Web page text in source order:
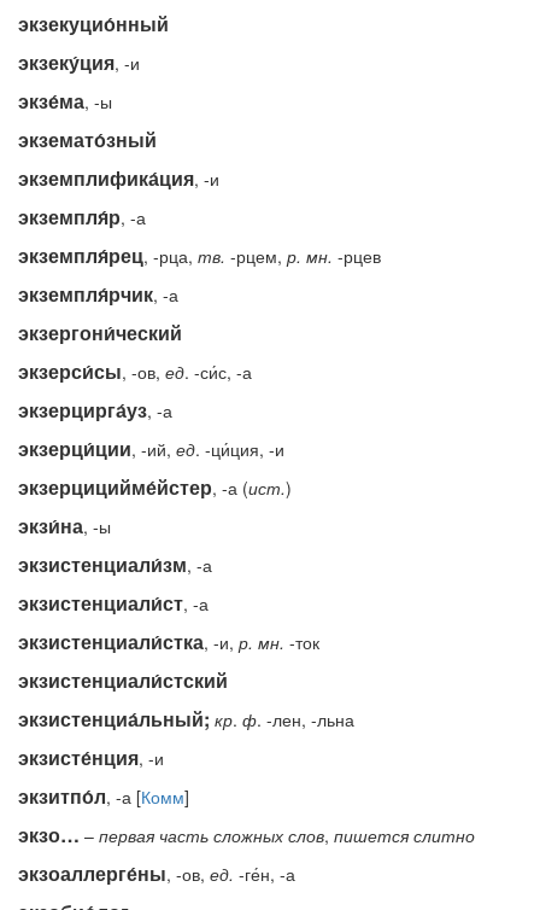
экзекуцио́нный
экзеку́ция, -и
экзе́ма, -ы
экземато́зный
экземплифика́ция, -и
экземпля́р, -а
экземпля́рец, -рца, тв. -рцем, р. мн. -рцев
экземпля́рчик, -а
экзергони́ческий
экзерси́сы, -ов, ед. -си́с, -а
экзерцирга́уз, -а
экзерци́ции, -ий, ед. -ци́ция, -и
экзерцицийме́йстер, -а (ист.)
экзи́на, -ы
экзистенциали́зм, -а
экзистенциали́ст, -а
экзистенциали́стка, -и, р. мн. -ток
экзистенциали́стский
экзистенциа́льный; кр. ф. -лен, -льна
экзисте́нция, -и
экзитпо́л, -а [Комм]
экзо… – первая часть сложных слов, пишется слитно
экзоаллерге́ны, -ов, ед. -ге́н, -а